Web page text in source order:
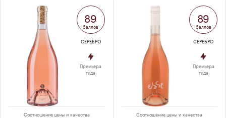
Соотношение цены и качества
89
баллов
СЕРЕБРО
Премьера
гида
Соотношение цены и качества
89
баллов
СЕРЕБРО
Премьера
гида